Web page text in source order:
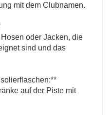
mit dem Clubnamen.
oder Jacken, die
sind und das
auf der Piste mit